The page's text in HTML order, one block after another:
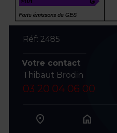
Réf: 2485
Votre contact
Thibaut Brodin
03 20 04 06 00
home